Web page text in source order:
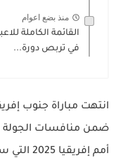
منذ بضع اعوام
القائمة الكاملة
في تربص دورة...
ضمن منافسات الجولة
أمم إفريقيا 2025 التي ستقام العام القادم في المغرب.